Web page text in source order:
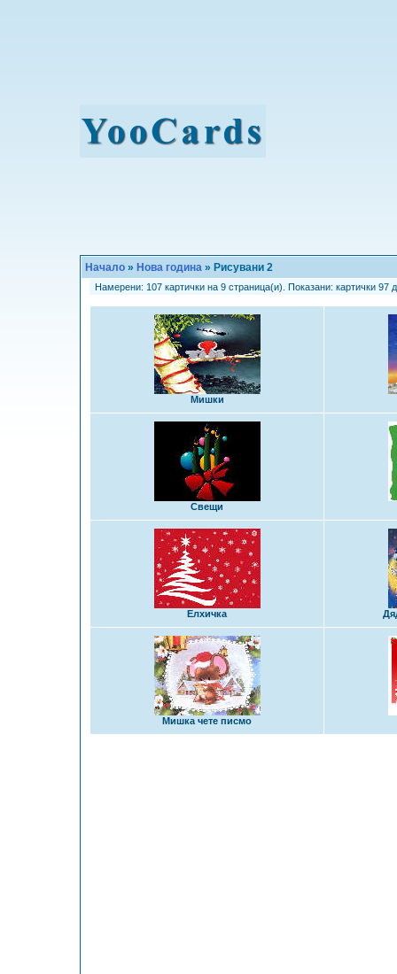
Начало » Нова година » Рисувани 2
Намерени: 107 картички на 9 страница(и). Показани: картички 97
Мишки
Свещи
Елхичка
Мишка чете писмо